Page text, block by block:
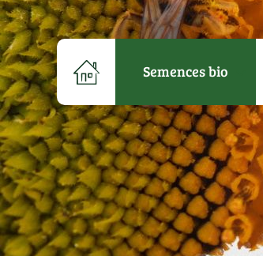
Semences bio